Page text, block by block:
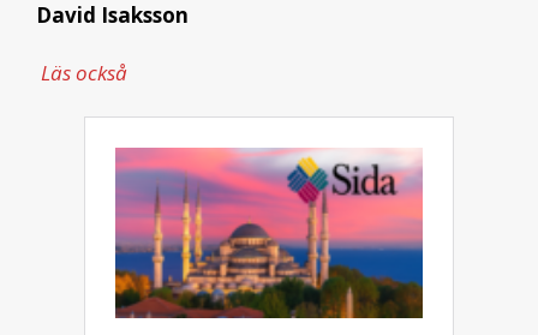
David Isaksson
Läs också